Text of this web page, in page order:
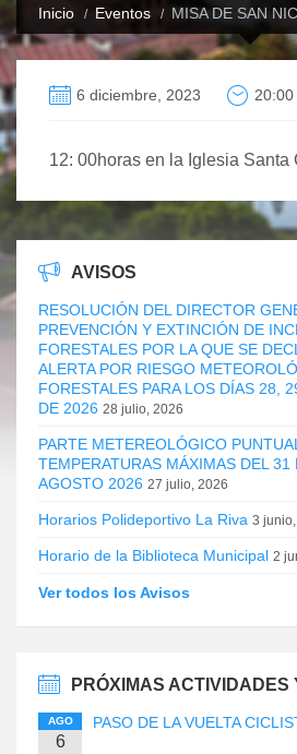
Inicio Eventos MISA DE SAN
6 diciembre, 2023 20:00
12: 00horas en la Iglesia Santa
AVISOS
RESOLUCIÓN DEL DIRECTOR
PREVENCIÓN Y EXTINCIÓN DE
FORESTALES POR LA QUE SE
ALERTA POR RIESGO
FORESTALES PARA LOS DÍAS 28,
DE 2026 28 julio, 2026
PARTE METEREOLÓGICO
TEMPERATURAS MÁXIMAS DEL 31
AGOSTO 2026 27 julio, 2026
Horarios Polideportivo La Riva 3
Horario de la Biblioteca Municipal 2
Ver todos los Avisos
PRÓXIMAS ACTIVIDADES
AGO
6
PASO DE LA VUELTA